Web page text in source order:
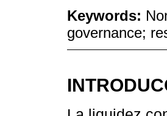
Keywords:
governance;